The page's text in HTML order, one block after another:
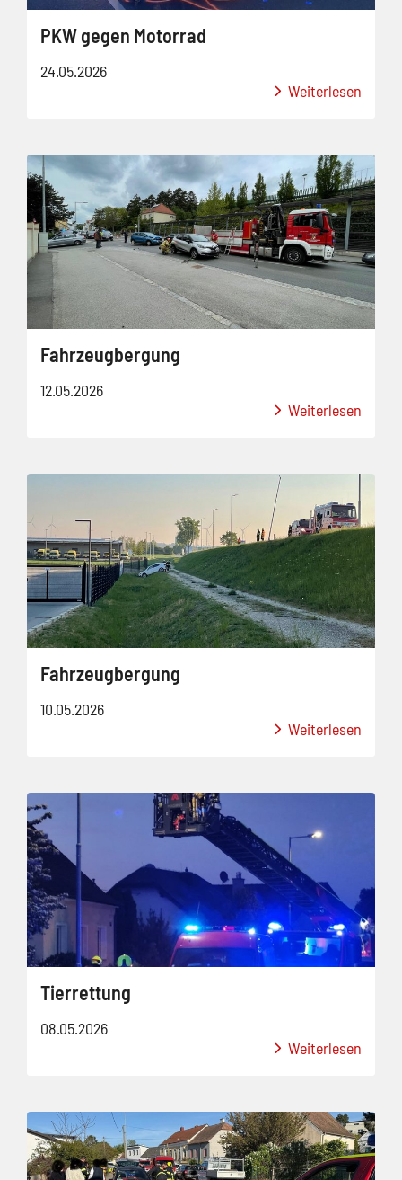
PKW gegen Motorrad
24.05.2026
Weiterlesen
Fahrzeugbergung
12.05.2026
Weiterlesen
Fahrzeugbergung
10.05.2026
Weiterlesen
Tierrettung
08.05.2026
Weiterlesen